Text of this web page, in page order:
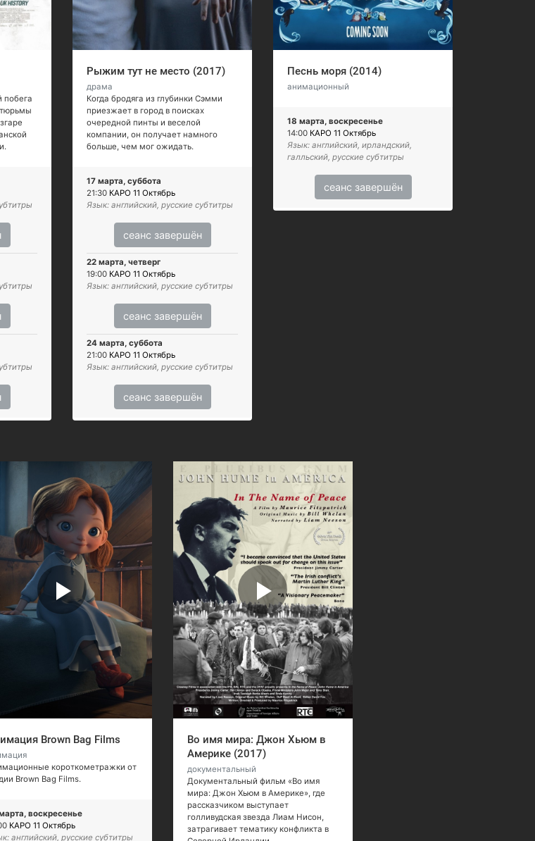
побега
Рыжим тут не место (2017)
драма
Когда бродяга из глубинки Сэмми
приезжает в город в поисках
очередной пинты и веселой
компании, он получает намного
больше, чем мог ожидать.
17 марта, суббота
21:30 КАРО 11 Октябрь
Язык: английский, русские субтитры
сеанс завершён
22 марта, четверг
19:00 КАРО 11 Октябрь
Язык: английский, русские субтитры
сеанс завершён
24 марта, суббота
21:00 КАРО 11 Октябрь
Язык: английский, русские субтитры
сеанс завершён
Песнь моря (2014)
анимационный
18 марта, воскресенье
14:00 КАРО 11 Октябрь
Язык: английский, ирландский,
галльский, русские субтитры
сеанс завершён
Brown Bag Films
короткометражки от
Brown Bag Films.
воскресенье
КАРО 11 Октябрь
английский, русские субтитры
Во имя мира: Джон Хьюм в
Америке (2017)
документальный
Документальный фильм «Во имя
мира: Джон Хьюм в Америке», где
рассказчиком выступает
голливудская звезда Лиам Нисон,
затрагивает тематику конфликта в